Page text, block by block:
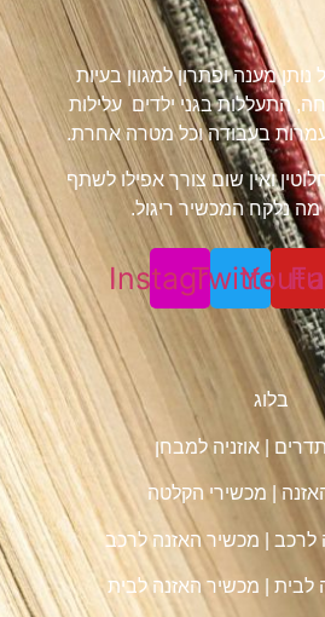
מענה ופתרון למגוון בעיות
התעללות בגני ילדים עלילות
בעבודה וכל מטרה אחרת.
ואין שום צורך אפילו לשתף
מה נלקח המכשיר ריגול.
Twitter
Instagram
בלוג
|אוזניה למבחן
| מכשירי הקלטה
לרכב מכשיר האזנה לרכב
לבית מכשיר האזנה לבית